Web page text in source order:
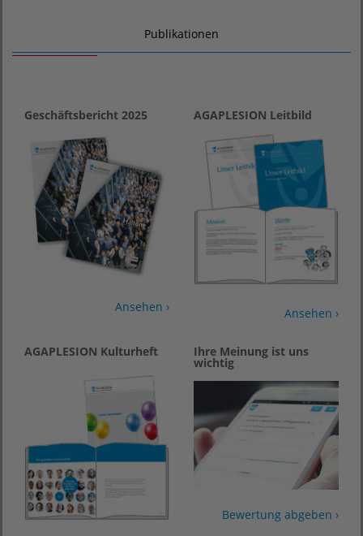
Publikationen
Geschäftsbericht 2025
Ansehen ›
AGAPLESION Leitbild
Ansehen ›
AGAPLESION Kulturheft Ihre Meinung ist uns
wichtig
Bewertung abgeben ›